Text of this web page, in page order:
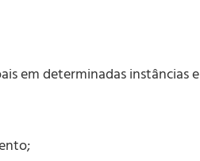
em determinadas instâncias e